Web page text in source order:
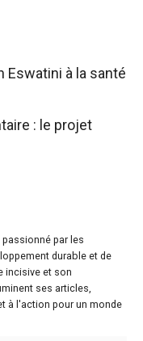
Eswatini à la santé
: le projet
par les
durable et de
incisive et son
ses articles,
à l'action pour un monde